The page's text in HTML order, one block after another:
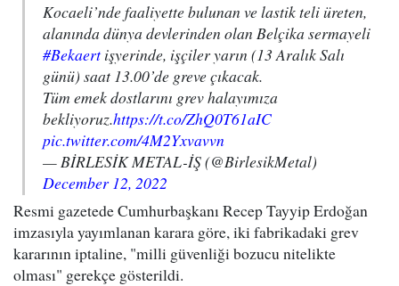
Kocaeli’nde faaliyette bulunan ve lastik teli üreten,
alanında dünya devlerinden olan Belçika sermayeli
#Bekaert işyerinde, işçiler yarın (13 Aralık Salı
günü) saat 13.00’de greve çıkacak.
Tüm emek dostlarını grev halayımıza
bekliyoruz.https://t.co/ZhQ0T61aIC
pic.twitter.com/4M2Yxvavvn
— BİRLESİK METAL-İŞ (@BirlesikMetal)
December 12, 2022
Resmi gazetede Cumhurbaşkanı Recep Tayyip Erdoğan
imzasıyla yayımlanan karara göre, iki fabrikadaki grev
kararının iptaline, "milli güvenliği bozucu nitelikte
olması" gerekçe gösterildi.